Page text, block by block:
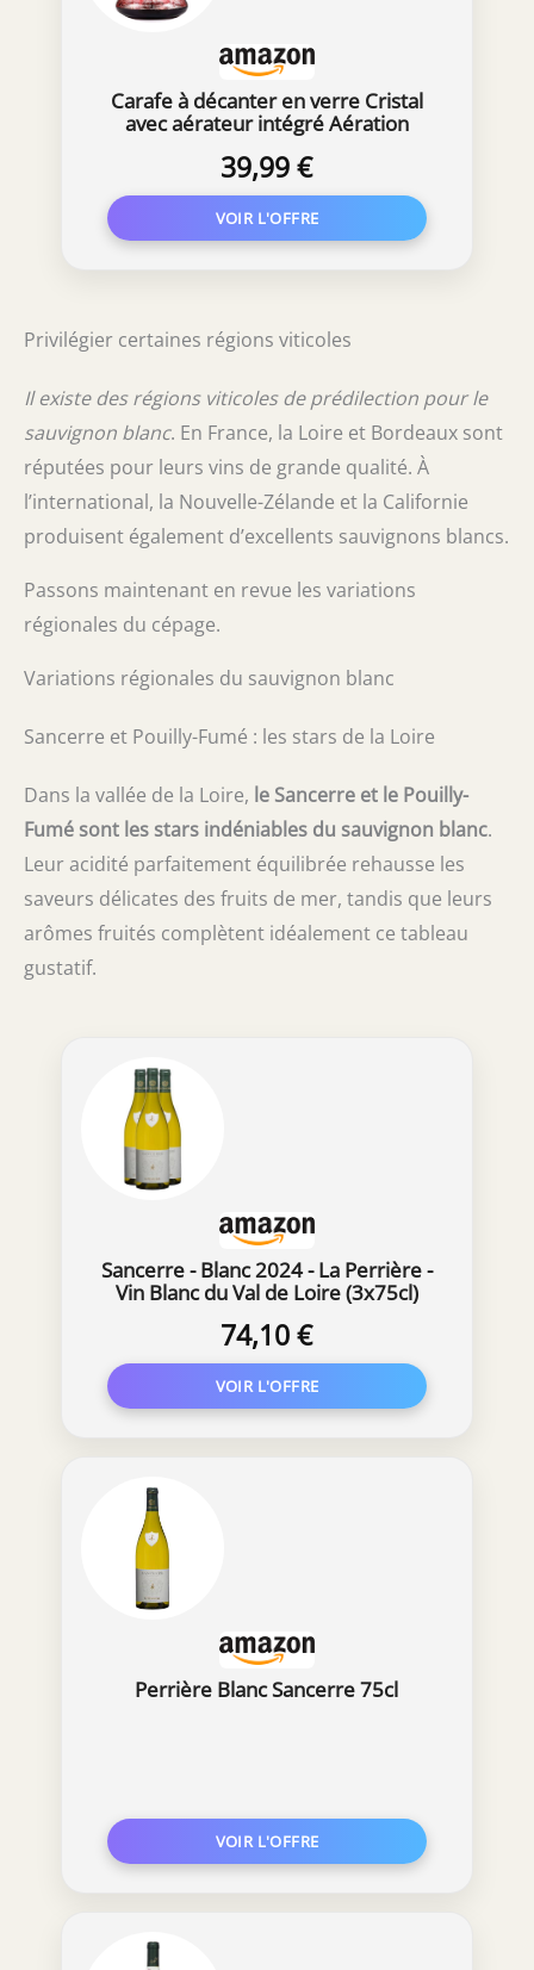
Carafe à décanter en verre Cristal
avec aérateur intégré Aération
39,99 €
Privilégier certaines régions viticoles
Il existe des régions viticoles de prédilection pour le
sauvignon blanc. En France, la Loire et Bordeaux sont
réputées pour leurs vins de grande qualité. À
l’international, la Nouvelle-Zélande et la Californie
produisent également d’excellents sauvignons blancs.
Passons maintenant en revue les variations
régionales du cépage.
Variations régionales du sauvignon blanc
Sancerre et Pouilly-Fumé : les stars de la Loire
Dans la vallée de la Loire, le Sancerre et le Pouilly-
Fumé sont les stars indéniables du sauvignon blanc.
Leur acidité parfaitement équilibrée rehausse les
saveurs délicates des fruits de mer, tandis que leurs
arômes fruités complètent idéalement ce tableau
gustatif.
Sancerre - Blanc 2024 - La Perrière -
Vin Blanc du Val de Loire (3x75cl)
74,10 €
Perrière Blanc Sancerre 75cl